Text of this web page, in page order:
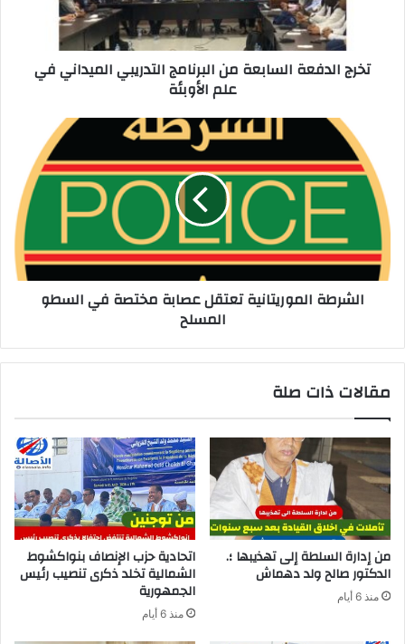
تخرج الدفعة السابعة من البرنامج التدريبي الميداني في
علم الأوبئة
الشرطة الموريتانية تعتقل عصابة مختصة في السطو
المسلح
مقالات ذات صلة
من إدارة السلطة إلى تهذيبها ؛.
الدكتور صالح ولد دهماش
منذ 6 أيام
اتحادية حزب الإنصاف بنواكشوط
الشمالية تخلد ذكرى تنصيب رئيس
الجمهورية
منذ 6 أيام